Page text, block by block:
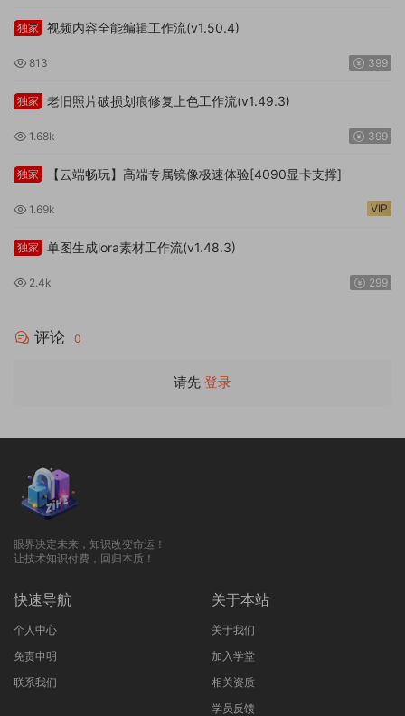
独家 视频内容全能编辑工作流(v1.50.4)
813 399
独家 老旧照片破损划痕修复上色工作流(v1.49.3)
1.68k 399
独家 【云端畅玩】高端专属镜像极速体验[4090显卡支撑]
1.69k VIP
独家 单图生成lora素材工作流(v1.48.3)
2.4k 299
评论 0
请先 登录
眼界决定未来，知识改变命运！
让技术知识付费，回归本质！
快速导航
个人中心
免责申明
联系我们
关于本站
关于我们
加入学堂
相关资质
学员反馈